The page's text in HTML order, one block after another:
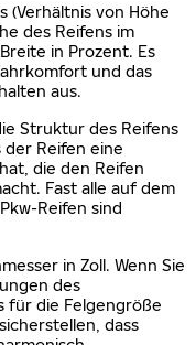
(Verhältnis von Höhe
des Reifens im
in Prozent. Es
und das
aus.
Struktur des Reifens
Reifen eine
die den Reifen
Fast alle auf dem
Reifen sind
in Zoll. Wenn Sie
des
für die Felgengröße
dass